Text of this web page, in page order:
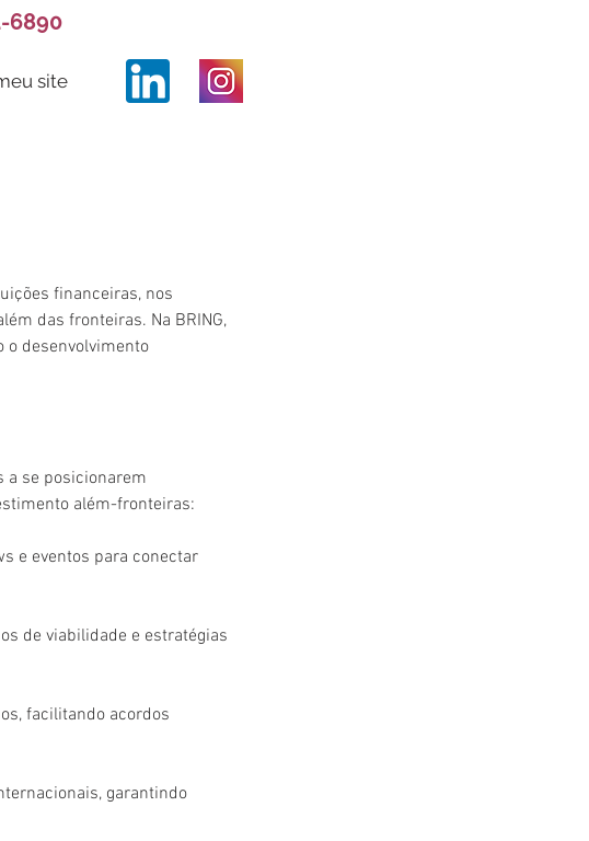
6890
site
financeiras, nos
das fronteiras. Na BRING,
desenvolvimento
a se posicionarem
além-fronteiras:
e eventos para conectar
de viabilidade e estratégias
facilitando acordos
garantindo